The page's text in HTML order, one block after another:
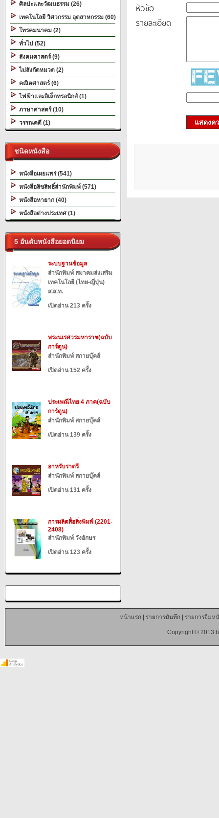
ศิลปะและวัฒนธรรม (26)
เทคโนโลยี วิศวกรรม อุตสาหกรรม (60)
โทรคมนาคม (2)
ทั่วไป (52)
สังคมศาสตร์ (9)
ไม่สังกัดหมวด (2)
คณิตศาสตร์ (6)
ไฟฟ้าและอิเล็กทรอนิกส์ (1)
ภาษาศาสตร์ (10)
วรรณคดี (1)
ชนิดหนังสือ
หนังสือเผยแพร่ (541)
หนังสือลิขสิทธิ์สำนักพิมพ์ (571)
หนังสือหายาก (40)
หนังสือต่างประเทศ (1)
5 อันดับหนังสือยอดนิยม
ระบบฐานข้อมูล
สำนักพิมพ์ สมาคมส่งเสริม
เทคโนโลยี (ไทย-ญี่ปุ่น)
ส.ส.ท.
เปิดอ่าน 213 ครั้ง
พระนเรศวรมหาราช(ฉบับ
การ์ตูน)
สำนักพิมพ์ สกายบุ๊คส์
เปิดอ่าน 152 ครั้ง
ประเพณีไทย 4 ภาค(ฉบับ
การ์ตูน)
สำนักพิมพ์ สกายบุ๊คส์
เปิดอ่าน 139 ครั้ง
อาหรับราตรี
สำนักพิมพ์ สกายบุ๊คส์
เปิดอ่าน 131 ครั้ง
การผลิตสื่อสิ่งพิมพ์ (2201-
2408)
สำนักพิมพ์ วังอักษร
เปิดอ่าน 123 ครั้ง
หัวข้อ
รายละเอียด
แสดงค
หน้าแรก| รายการบันทึก| รายการยืมห
Copyright © 2013